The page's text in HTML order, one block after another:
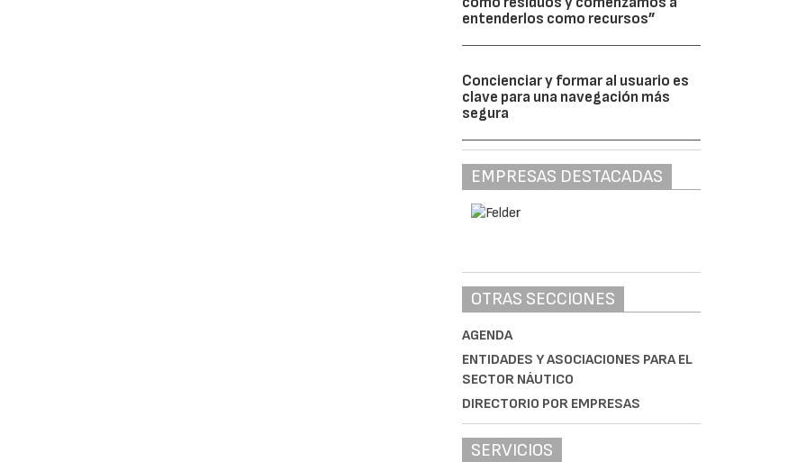
entenderlos como recursos”
Concienciar y formar al usuario es
clave para una navegación más
segura
EMPRESAS DESTACADAS
OTRAS SECCIONES
AGENDA
ENTIDADES Y ASOCIACIONES PARA EL
SECTOR NÁUTICO
DIRECTORIO POR EMPRESAS
SERVICIOS